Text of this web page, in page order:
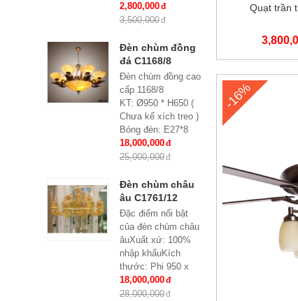
Quạt trần
-16%
Kích thước: Ø800x
H 150 mm
Led SMD 3 đổi mầu
Điều khiển từ xa: Đi
kèm nhiều chế độ
Ứng dụng: Hiệu
Quả Cho Phòng
Khách, chung cư,
nhà riêng, văn
phòng …
2,800,000
3,500,000
Đèn chùm đồng
đá C1168/8
Đèn chùm đồng cao
cấp 1168/8
KT: Ø950 * H650 (
Chưa kể xích treo )
Bóng đèn: E27*8
Bảo hành: 2 năm
18,000,000
25,000,000
Đèn chùm châu
âu C1761/12
Đặc điểm nổi bật
của đèn chùm châu
âuXuất xứ: 100%
nhập khẩuKích
thước: Phi 950 x
H500Loại bóng sử
dụng: Nến E14
18,000,000
28,000,000